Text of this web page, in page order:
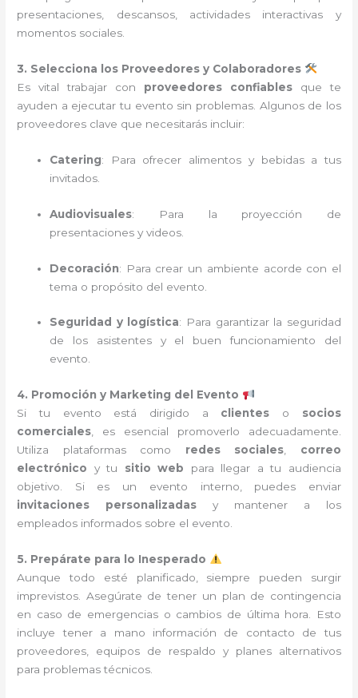
presentaciones, descansos, actividades interactivas y
momentos sociales.
3. Selecciona los Proveedores y Colaboradores
Es vital trabajar con proveedores confiables que te
ayuden a ejecutar tu evento sin problemas. Algunos de los
proveedores clave que necesitarás incluir:
Catering: Para ofrecer alimentos y bebidas a tus
invitados.
Audiovisuales: Para la proyección de
presentaciones y videos.
Decoración: Para crear un ambiente acorde con el
tema o propósito del evento.
Seguridad y logística: Para garantizar la seguridad
de los asistentes y el buen funcionamiento del
evento.
4. Promoción y Marketing del Evento
Si tu evento está dirigido a clientes o socios
comerciales, es esencial promoverlo adecuadamente.
Utiliza plataformas como redes sociales, correo
electrónico y tu sitio web para llegar a tu audiencia
objetivo. Si es un evento interno, puedes enviar
invitaciones personalizadas y mantener a los
empleados informados sobre el evento.
5. Prepárate para lo Inesperado
Aunque todo esté planificado, siempre pueden surgir
imprevistos. Asegúrate de tener un plan de contingencia
en caso de emergencias o cambios de última hora. Esto
incluye tener a mano información de contacto de tus
proveedores, equipos de respaldo y planes alternativos
para problemas técnicos.